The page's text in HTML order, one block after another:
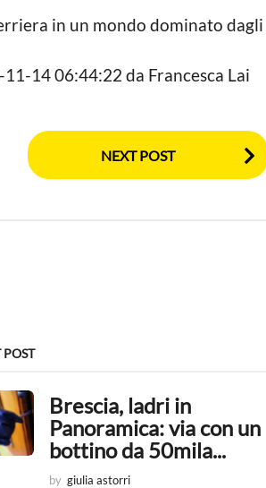
in un mondo dominato dagli
14 06:44:22 da Francesca Lai
NEXT POST
POST
Brescia, ladri in
Panoramica: via con un
bottino da 50mila...
by giulia astorri